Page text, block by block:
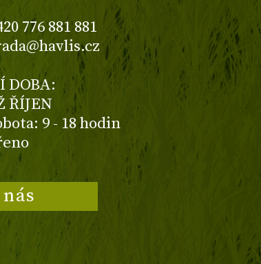
776 881 881
DOBA:
ŘÍJEN
9 - 18 hodin